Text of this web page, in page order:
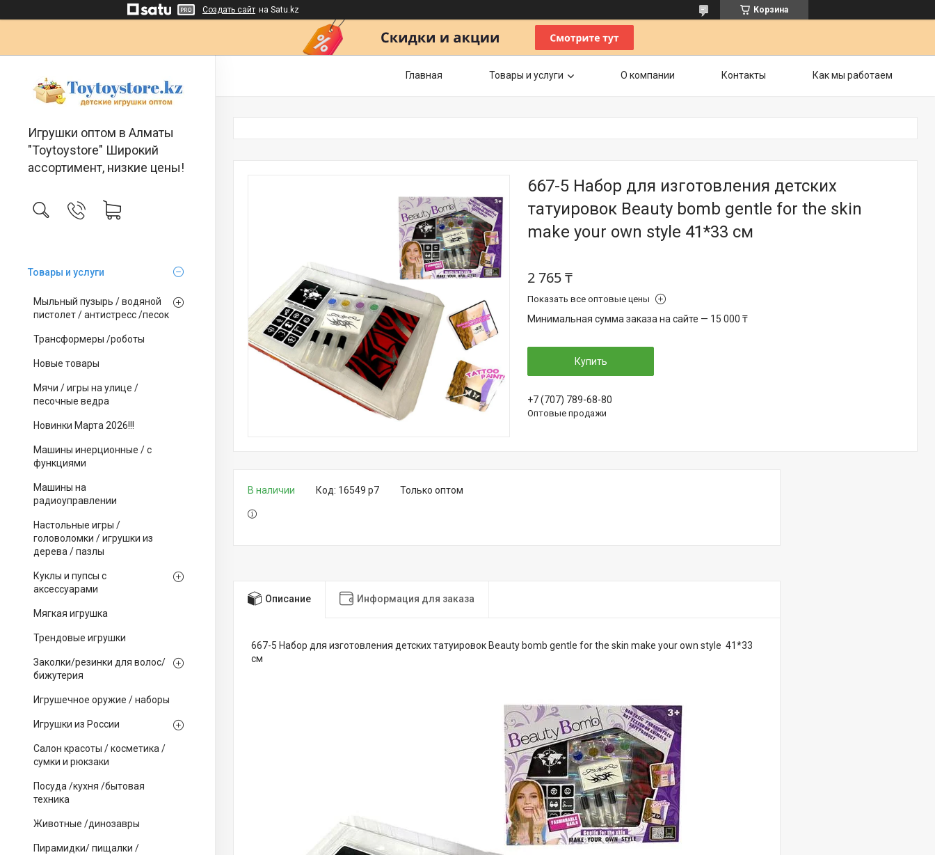
Создать сайт на Satu.kz Корзина
Игрушки оптом в Алматы
"Toytoystore" Широкий
ассортимент, низкие цены!
Товары и услуги
Мыльный пузырь / водяной
пистолет / антистресс /песок
Трансформеры /роботы
Новые товары
Мячи / игры на улице /
песочные ведра
Новинки Марта 2026!!!
Машины инерционные / с
функциями
Машины на
радиоуправлении
Настольные игры /
головоломки / игрушки из
дерева / пазлы
Куклы и пупсы с
аксессуарами
Мягкая игрушка
Трендовые игрушки
Заколки/резинки для волос/
бижутерия
Игрушечное оружие / наборы
Игрушки из России
Салон красоты / косметика /
сумки и рюкзаки
Посуда /кухня /бытовая
техника
Животные /динозавры
Пирамидки/ пищалки /
Главная Товары и услуги О компании Контакты Как мы работаем
667-5 Набор для изготовления детских
татуировок Beauty bomb gentle for the skin
make your own style 41*33 см
2 765 ₸
Показать все оптовые цены
Минимальная сумма заказа на сайте — 15 000 ₸
Купить
+7 (707) 789-68-80
Оптовые продажи
В наличии Только оптом
Код: 16549 р7
Описание Информация для заказа
667-5 Набор для изготовления детских татуировок Beauty bomb gentle for the skin make your own style 41*33
см